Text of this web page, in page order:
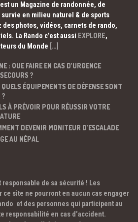
est un Magazine de randonnée, de
en milieu naturel & de sports
des photos, vidéos, carnets de rando,
La Rando c’est aussi EXPLORE,
du Monde […]
: QUE FAIRE EN CAS D’URGENCE
?
ÉQUIPEMENTS DE DÉFENSE SONT
?
À PRÉVOIR POUR RÉUSSIR VOTRE
DEVENIR MONITEUR D’ESCALADE
AU NÉPAL
responsable de sa sécurité ! Les
site ne pourront en aucun cas engager
et des personnes qui participent au
responsabilité en cas d’accident.